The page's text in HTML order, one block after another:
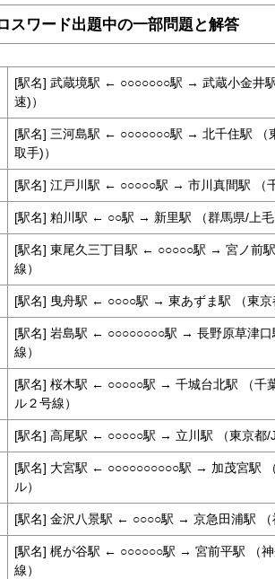
スワード出題中の一部問題と解答
[駅名] 武蔵境駅 ← ○○○○○○○駅 → 武蔵小金井
速)）
[駅名] 三河島駅 ← ○○○○○○○駅 → 北千住駅 （
取手)）
[駅名] 江戸川駅 ← ○○○○○駅 → 市川真間駅 （
[駅名] 粕川駅 ← ○○駅 → 新里駅 （群馬県/上毛
[駅名] 東尾久三丁目駅 ← ○○○○○駅 → 宮ノ前駅
線）
[駅名] 曳舟駅 ← ○○○○駅 → 東あずま駅 （東京
[駅名] 岩島駅 ← ○○○○○○○○駅 → 長野原草津口
線）
[駅名] 桜木駅 ← ○○○○○駅 → 千城台北駅 （千
ル２号線）
[駅名] 高尾駅 ← ○○○○○駅 → 立川駅 （東京都/
[駅名] 大宮駅 ← ○○○○○○○○○○駅 → 加茂宮駅
ル）
[駅名] 金沢八景駅 ← ○○○○駅 → 京急田浦駅 （
[駅名] 梶が谷駅 ← ○○○○○○駅 → 宮前平駅 （
線）